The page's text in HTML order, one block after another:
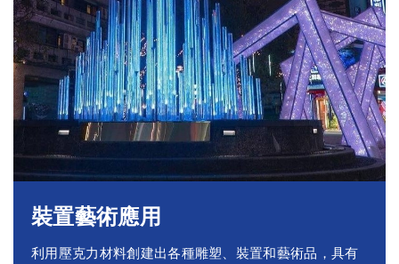
裝置藝術應用
利用壓克力材料創建出各種雕塑、裝置和藝術品，具有